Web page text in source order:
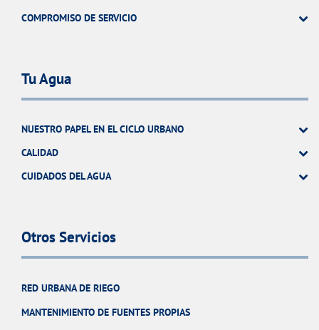
COMPROMISO DE SERVICIO
Tu Agua
NUESTRO PAPEL EN EL CICLO URBANO
CALIDAD
CUIDADOS DEL AGUA
Otros Servicios
RED URBANA DE RIEGO
MANTENIMIENTO DE FUENTES PROPIAS